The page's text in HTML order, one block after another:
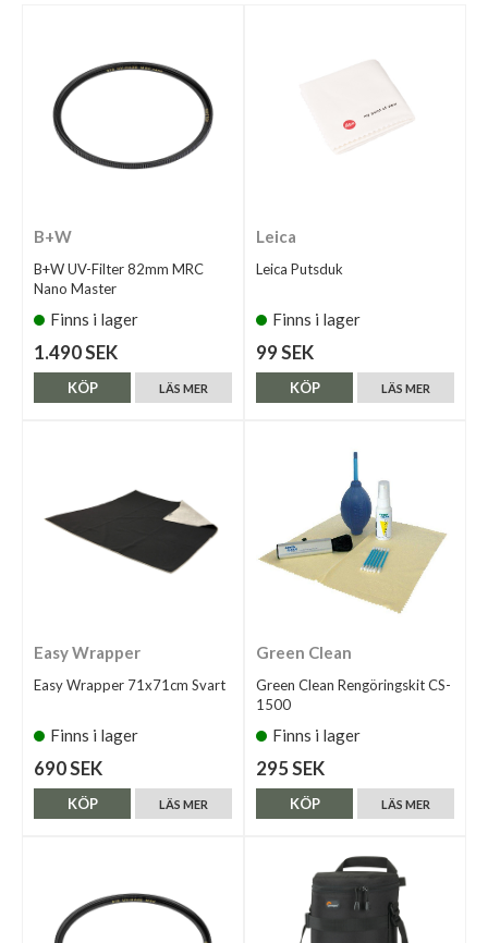
B+W
B+W UV-Filter 82mm MRC
Nano Master
Finns i lager
1.490 SEK
LÄS MER
KÖP
Leica
Leica Putsduk
Finns i lager
99 SEK
LÄS MER
KÖP
Easy Wrapper
Easy Wrapper 71x71cm Svart
Finns i lager
690 SEK
LÄS MER
KÖP
Green Clean
Green Clean Rengöringskit CS-
1500
Finns i lager
295 SEK
LÄS MER
KÖP